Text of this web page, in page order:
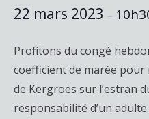
22 mars 2023 –
Profitons du congé
coefficient de marée pour
de Kergroës sur l’estran
responsabilité d’un